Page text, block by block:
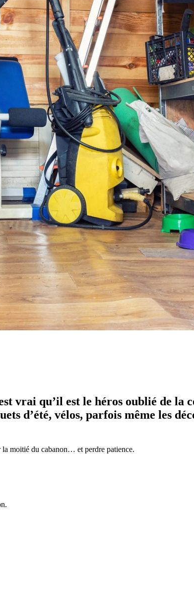
vrai qu’il est le héros oublié de la
d’été, vélos, parfois même les
moitié du cabanon… et perdre patience.